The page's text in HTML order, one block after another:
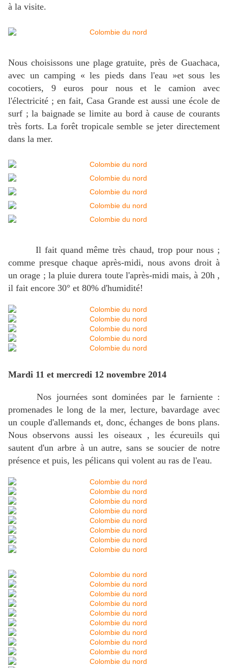
à la visite.
Nous choisissons une plage gratuite, près de Guachaca,
avec un camping « les pieds dans l'eau »et sous les
cocotiers, 9 euros pour nous et le camion avec
l'électricité ; en fait, Casa Grande est aussi une école de
surf ; la baignade se limite au bord à cause de courants
très forts. La forêt tropicale semble se jeter directement
dans la mer.
Il fait quand même très chaud, trop pour nous ;
comme presque chaque après-midi, nous avons droit à
un orage ; la pluie durera toute l'après-midi mais, à 20h ,
il fait encore 30° et 80% d'humidité!
Mardi 11 et mercredi 12 novembre 2014
Nos journées sont dominées par le farniente :
promenades le long de la mer, lecture, bavardage avec
un couple d'allemands et, donc, échanges de bons plans.
Nous observons aussi les oiseaux , les écureuils qui
sautent d'un arbre à un autre, sans se soucier de notre
présence et puis, les pélicans qui volent au ras de l'eau.